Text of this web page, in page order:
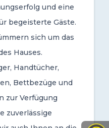
und eine
begeisterte Gäste.
sich um das
Hauses.
Handtücher,
Bettbezüge und
zur Verfügung
zuverlässige